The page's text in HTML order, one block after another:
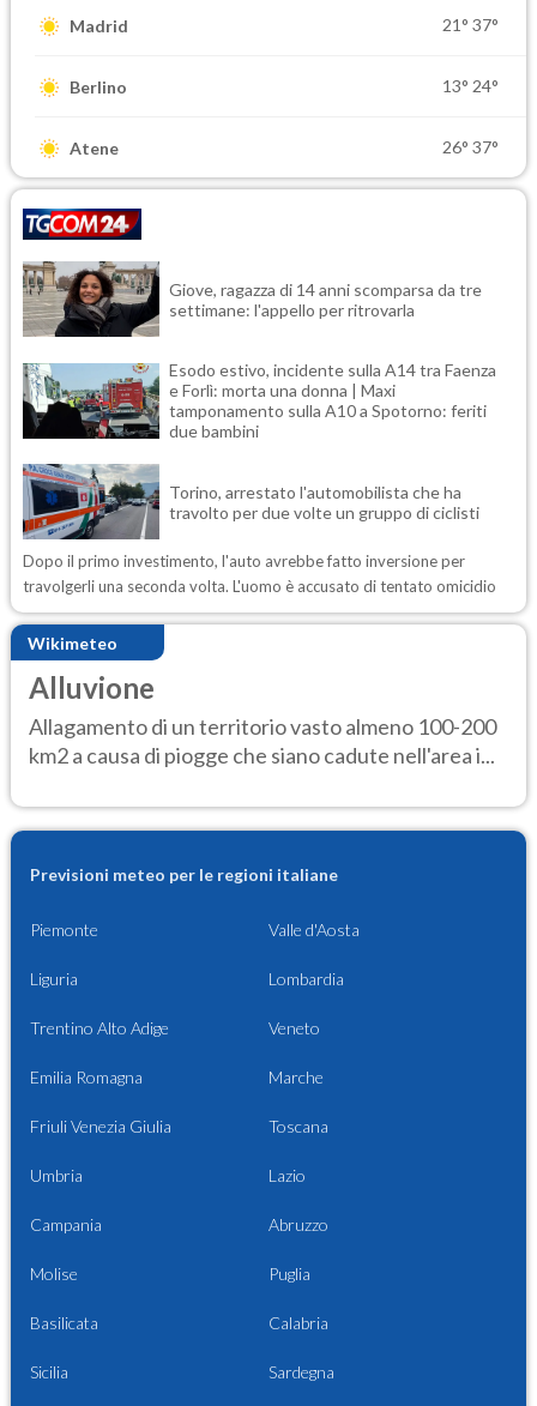
Madrid 21° 37°
Berlino 13° 24°
Atene 26° 37°
Giove, ragazza di 14 anni scomparsa da tre
settimane: l'appello per ritrovarla
Esodo estivo, incidente sulla A14 tra Faenza
e Forlì: morta una donna | Maxi
tamponamento sulla A10 a Spotorno: feriti
due bambini
Torino, arrestato l'automobilista che ha
travolto per due volte un gruppo di ciclisti
Dopo il primo investimento, l'auto avrebbe fatto inversione per
travolgerli una seconda volta. L'uomo è accusato di tentato omicidio
Wikimeteo
Alluvione
Allagamento di un territorio vasto almeno 100-200
km2 a causa di piogge che siano cadute nell'area i...
Previsioni meteo per le regioni italiane
Piemonte Valle d'Aosta
Liguria Lombardia
Trentino Alto Adige Veneto
Emilia Romagna Marche
Friuli Venezia Giulia Toscana
Umbria Lazio
Campania Abruzzo
Molise Puglia
Basilicata Calabria
Sicilia Sardegna